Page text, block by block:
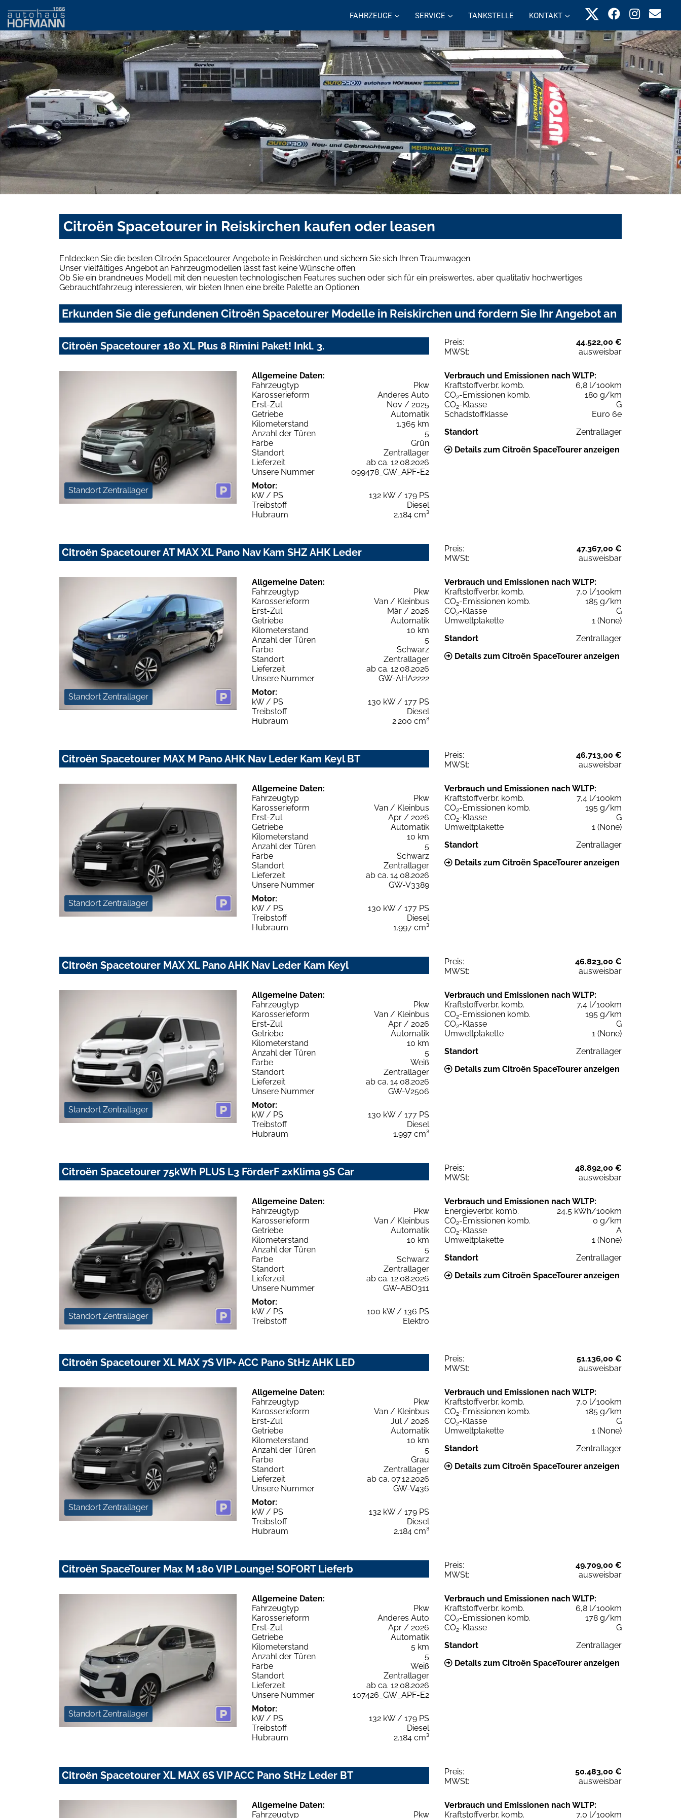
FAHRZEUGE SERVICE TANKSTELLE KONTAKT
Citroën Spacetourer in Reiskirchen kaufen oder leasen
Entdecken Sie die besten Citroën Spacetourer Angebote in Reiskirchen und sichern Sie sich Ihren Traumwagen.
Unser vielfältiges Angebot an Fahrzeugmodellen lässt fast keine Wünsche offen.
Ob Sie ein brandneues Modell mit den neuesten technologischen Features suchen oder sich für ein preiswertes, aber qualitativ hochwertiges
Gebrauchtfahrzeug interessieren, wir bieten Ihnen eine breite Palette an Optionen.
Erkunden Sie die gefundenen Citroën Spacetourer Modelle in Reiskirchen und fordern Sie Ihr Angebot an
Citroën Spacetourer 180 XL Plus 8 Rimini Paket! Inkl. 3. Preis:
44.522,00 €
MWSt:
ausweisbar
Standort Zentrallager
Allgemeine Daten:
Fahrzeugtyp
Pkw
Karosserieform
Anderes Auto
Erst-Zul.
Nov / 2025
Getriebe
Automatik
Kilometerstand
1.365 km
Anzahl der Türen
5
Farbe
Grün
Standort
Zentrallager
Lieferzeit
ab ca. 12.08.2026
Unsere Nummer
099478_GW_APF-E2
Motor:
kW / PS
132 kW / 179 PS
Treibstoff
Diesel
Hubraum
2.184 cm³
Verbrauch und Emissionen nach WLTP:
Kraftstoffverbr. komb.
6,8 l/100km
CO2-Emissionen komb.
180 g/km
CO2-Klasse
G
Schadstoffklasse
Euro 6e
Standort
Zentrallager
Details zum Citroën SpaceTourer anzeigen
Citroën Spacetourer AT MAX XL Pano Nav Kam SHZ AHK Leder Preis:
47.367,00 €
MWSt:
ausweisbar
Standort Zentrallager
Allgemeine Daten:
Fahrzeugtyp
Pkw
Karosserieform
Van / Kleinbus
Erst-Zul.
Mär / 2026
Getriebe
Automatik
Kilometerstand
10 km
Anzahl der Türen
5
Farbe
Schwarz
Standort
Zentrallager
Lieferzeit
ab ca. 12.08.2026
Unsere Nummer
GW-AHA2222
Motor:
kW / PS
130 kW / 177 PS
Treibstoff
Diesel
Hubraum
2.200 cm³
Verbrauch und Emissionen nach WLTP:
Kraftstoffverbr. komb.
7,0 l/100km
CO2-Emissionen komb.
185 g/km
CO2-Klasse
G
Umweltplakette
1 (None)
Standort
Zentrallager
Details zum Citroën SpaceTourer anzeigen
Citroën Spacetourer MAX M Pano AHK Nav Leder Kam Keyl BT Preis:
46.713,00 €
MWSt:
ausweisbar
Standort Zentrallager
Allgemeine Daten:
Fahrzeugtyp
Pkw
Karosserieform
Van / Kleinbus
Erst-Zul.
Apr / 2026
Getriebe
Automatik
Kilometerstand
10 km
Anzahl der Türen
5
Farbe
Schwarz
Standort
Zentrallager
Lieferzeit
ab ca. 14.08.2026
Unsere Nummer
GW-V3389
Motor:
kW / PS
130 kW / 177 PS
Treibstoff
Diesel
Hubraum
1.997 cm³
Verbrauch und Emissionen nach WLTP:
Kraftstoffverbr. komb.
7,4 l/100km
CO2-Emissionen komb.
195 g/km
CO2-Klasse
G
Umweltplakette
1 (None)
Standort
Zentrallager
Details zum Citroën SpaceTourer anzeigen
Citroën Spacetourer MAX XL Pano AHK Nav Leder Kam Keyl Preis:
46.823,00 €
MWSt:
ausweisbar
Standort Zentrallager
Allgemeine Daten:
Fahrzeugtyp
Pkw
Karosserieform
Van / Kleinbus
Erst-Zul.
Apr / 2026
Getriebe
Automatik
Kilometerstand
10 km
Anzahl der Türen
5
Farbe
Weiß
Standort
Zentrallager
Lieferzeit
ab ca. 14.08.2026
Unsere Nummer
GW-V2506
Motor:
kW / PS
130 kW / 177 PS
Treibstoff
Diesel
Hubraum
1.997 cm³
Verbrauch und Emissionen nach WLTP:
Kraftstoffverbr. komb.
7,4 l/100km
CO2-Emissionen komb.
195 g/km
CO2-Klasse
G
Umweltplakette
1 (None)
Standort
Zentrallager
Details zum Citroën SpaceTourer anzeigen
Citroën Spacetourer 75kWh PLUS L3 FörderF 2xKlima 9S Car Preis:
48.892,00 €
MWSt:
ausweisbar
Standort Zentrallager
Allgemeine Daten:
Fahrzeugtyp
Pkw
Karosserieform
Van / Kleinbus
Getriebe
Automatik
Kilometerstand
10 km
Anzahl der Türen
5
Farbe
Schwarz
Standort
Zentrallager
Lieferzeit
ab ca. 12.08.2026
Unsere Nummer
GW-ABO311
Motor:
kW / PS
100 kW / 136 PS
Treibstoff
Elektro
Verbrauch und Emissionen nach WLTP:
Energieverbr. komb.
24,5 kWh/100km
CO2-Emissionen komb.
0 g/km
CO2-Klasse
A
Umweltplakette
1 (None)
Standort
Zentrallager
Details zum Citroën SpaceTourer anzeigen
Citroën Spacetourer XL MAX 7S VIP+ ACC Pano StHz AHK LED Preis:
51.136,00 €
MWSt:
ausweisbar
Standort Zentrallager
Allgemeine Daten:
Fahrzeugtyp
Pkw
Karosserieform
Van / Kleinbus
Erst-Zul.
Jul / 2026
Getriebe
Automatik
Kilometerstand
10 km
Anzahl der Türen
5
Farbe
Grau
Standort
Zentrallager
Lieferzeit
ab ca. 07.12.2026
Unsere Nummer
GW-V436
Motor:
kW / PS
132 kW / 179 PS
Treibstoff
Diesel
Hubraum
2.184 cm³
Verbrauch und Emissionen nach WLTP:
Kraftstoffverbr. komb.
7,0 l/100km
CO2-Emissionen komb.
185 g/km
CO2-Klasse
G
Umweltplakette
1 (None)
Standort
Zentrallager
Details zum Citroën SpaceTourer anzeigen
Citroën SpaceTourer Max M 180 VIP Lounge! SOFORT Lieferb Preis:
49.709,00 €
MWSt:
ausweisbar
Standort Zentrallager
Allgemeine Daten:
Fahrzeugtyp
Pkw
Karosserieform
Anderes Auto
Erst-Zul.
Apr / 2026
Getriebe
Automatik
Kilometerstand
5 km
Anzahl der Türen
5
Farbe
Weiß
Standort
Zentrallager
Lieferzeit
ab ca. 12.08.2026
Unsere Nummer
107426_GW_APF-E2
Motor:
kW / PS
132 kW / 179 PS
Treibstoff
Diesel
Hubraum
2.184 cm³
Verbrauch und Emissionen nach WLTP:
Kraftstoffverbr. komb.
6,8 l/100km
CO2-Emissionen komb.
178 g/km
CO2-Klasse
G
Standort
Zentrallager
Details zum Citroën SpaceTourer anzeigen
Citroën Spacetourer XL MAX 6S VIP ACC Pano StHz Leder BT Preis:
50.483,00 €
MWSt:
ausweisbar
Allgemeine Daten:
Fahrzeugtyp
Pkw
Verbrauch und Emissionen nach WLTP:
Kraftstoffverbr. komb.
7,0 l/100km